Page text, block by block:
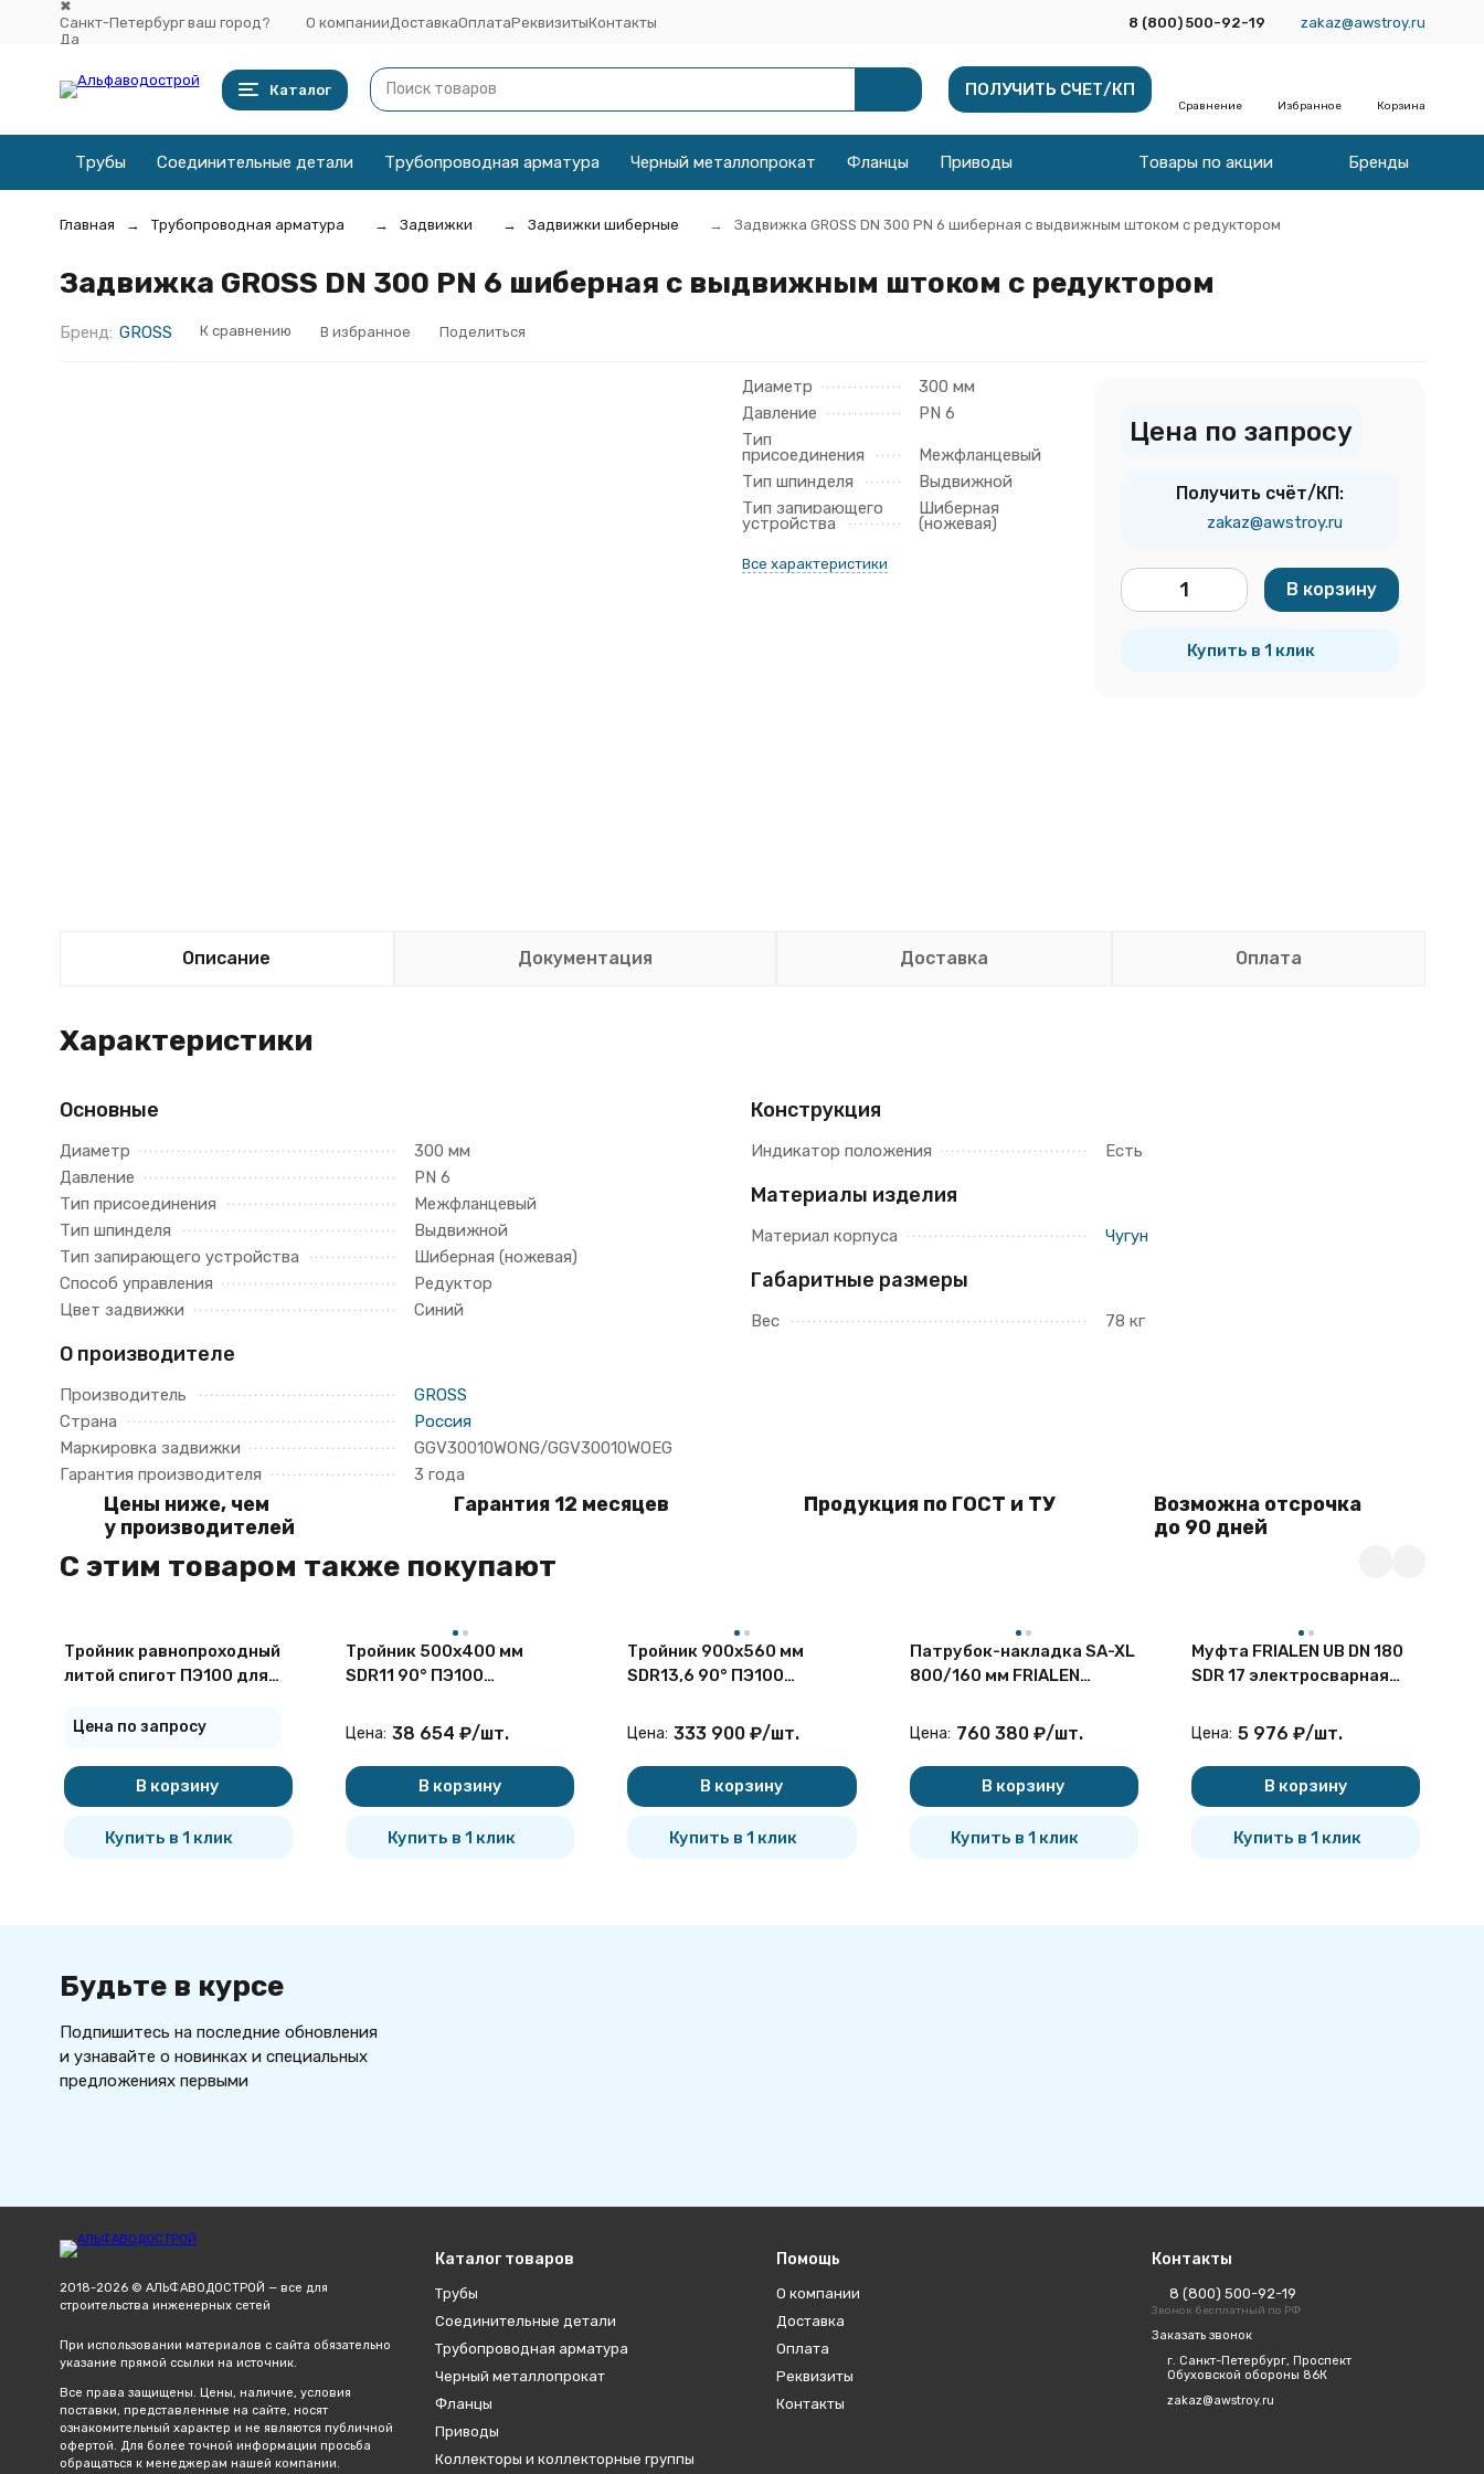
✖
Санкт-Петербург ваш город?
Да
О компании ДоставкаОплатаРеквизитыКонтакты 8 (800) 500-92-19 zakaz@awstroy.ru
Каталог ПОЛУЧИТЬ СЧЕТ/КП
Сравнение Избранное Корзина
Трубы Соединительные детали Трубопроводная арматура Черный металлопрокат Фланцы Приводы Товары по акции Бренды
Главная Трубопроводная арматура Задвижки Задвижки шиберные Задвижка GROSS DN 300 PN 6 шиберная с выдвижным штоком c редуктором
Задвижка GROSS DN 300 PN 6 шиберная с выдвижным штоком c редуктором
Бренд: GROSS К сравнению В избранное Поделиться
Диаметр
300 мм
Давление
PN 6
Тип
присоединения
Межфланцевый
Тип шпинделя
Выдвижной
Тип запирающего
устройства
Шиберная
(ножевая)
Все характеристики
Цена по запросу
Получить счёт/КП:
zakaz@awstroy.ru
В корзину
Купить в 1 клик
Описание Документация Доставка Оплата
Характеристики
Основные
Диаметр
300 мм
Давление
PN 6
Тип присоединения
Межфланцевый
Тип шпинделя
Выдвижной
Тип запирающего устройства
Шиберная (ножевая)
Способ управления
Редуктор
Цвет задвижки
Синий
О производителе
Производитель
GROSS
Страна
Россия
Маркировка задвижки
GGV30010WONG/GGV30010WOEG
Гарантия производителя
3 года
Конструкция
Индикатор положения Есть
Материалы изделия
Материал корпуса Чугун
Габаритные размеры
Вес 78 кг
Цены ниже, чем
у производителей
Гарантия 12 месяцев Продукция по ГОСТ и ТУ
Возможна отсрочка
до 90 дней
C этим товаром также покупают
Тройник равнопроходный
литой спигот ПЭ100 для
Цена по запросу
В корзину
Купить в 1 клик
Тройник 500х400 мм
SDR11 90° ПЭ100
сварной сегментный ПНД
Цена: 38 654 ₽/шт.
В корзину
Купить в 1 клик
Тройник 900х560 мм
SDR13,6 90° ПЭ100
сварной сегментный ПНД
Цена: 333 900 ₽/шт.
В корзину
Купить в 1 клик
Патрубок-накладка SA-XL
800/160 мм FRIALEN
Цена: 760 380 ₽/шт.
В корзину
Купить в 1 клик
Муфта FRIALEN UB DN 180
SDR 17 электросварная
Цена: 5 976 ₽/шт.
В корзину
Купить в 1 клик
Будьте в курсе
Подпишитесь на последние обновления
и узнавайте о новинках и специальных
предложениях первыми
2018-2026 © АЛЬФАВОДОСТРОЙ — все для
строительства инженерных сетей
При использовании материалов с сайта обязательно
указание прямой ссылки на источник.
Все права защищены. Цены, наличие, условия
поставки, представленные на сайте, носят
ознакомительный характер и не являются публичной
офертой. Для более точной информации просьба
обращаться к менеджерам нашей компании.
Каталог товаров
Трубы
Соединительные детали
Трубопроводная арматура
Черный металлопрокат
Фланцы
Приводы
Коллекторы и коллекторные группы
Помощь
О компании
Доставка
Оплата
Реквизиты
Контакты
Контакты
8 (800) 500-92-19
Звонок бесплатный по РФ
Заказать звонок
г. Санкт-Петербург, Проспект
Обуховской обороны 86К
zakaz@awstroy.ru